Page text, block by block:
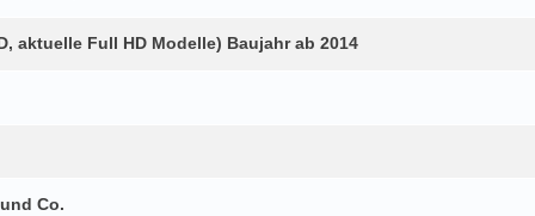
aktuelle Full HD Modelle) Baujahr ab 2014
Co.